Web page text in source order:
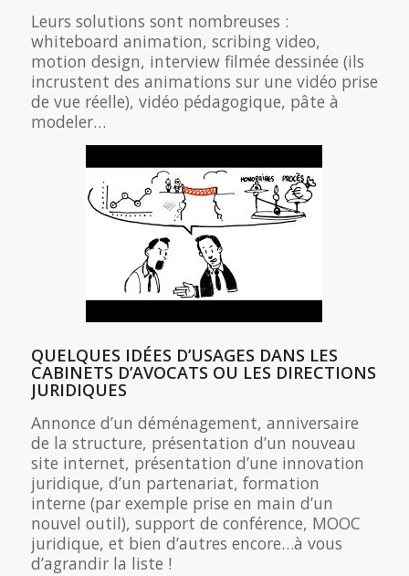
Leurs solutions sont nombreuses :
whiteboard animation, scribing video,
motion design, interview filmée dessinée (ils
incrustent des animations sur une vidéo prise
de vue réelle), vidéo pédagogique, pâte à
modeler…
QUELQUES IDÉES D’USAGES DANS LES
CABINETS D’AVOCATS OU LES DIRECTIONS
JURIDIQUES
Annonce d’un déménagement, anniversaire
de la structure, présentation d’un nouveau
site internet, présentation d’une innovation
juridique, d’un partenariat, formation
interne (par exemple prise en main d’un
nouvel outil), support de conférence, MOOC
juridique, et bien d’autres encore…à vous
d’agrandir la liste !